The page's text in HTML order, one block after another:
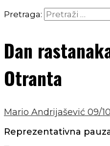
Pretraga:
Dan
Otranta
Mario Andrijašević 09/
Reprezentativna